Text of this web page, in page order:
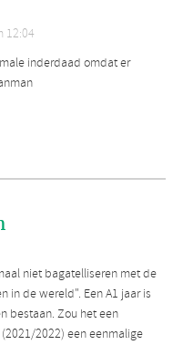
12:04
inderdaad omdat er
niet bagatelliseren met de
in de wereld". Een A1 jaar is
bestaan. Zou het een
2022) een eenmalige